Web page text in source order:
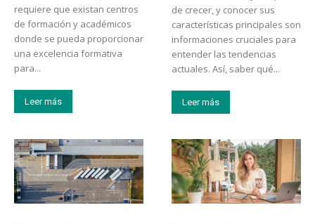
requiere que existan centros
de formación y académicos
donde se pueda proporcionar
una excelencia formativa
para...
Leer más
de crecer, y conocer sus
características principales son
informaciones cruciales para
entender las tendencias
actuales. Así, saber qué...
Leer más